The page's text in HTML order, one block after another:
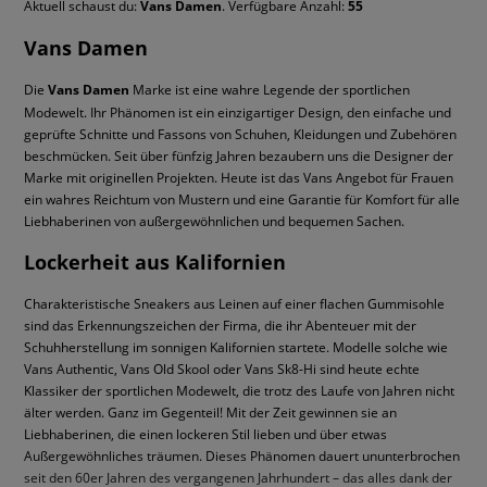
zu fast allem
Look mit dem ikonischen Seitenstreifen das gewisse
Vans Knu Skool – die „chubby“-Version der Old
Skool, ein Sneaker-Fashion-Statement im XXL-
Vans Sk8-Hi
– knöchelhoch, mit einem Hauch
urbaner Rebellion
Vans Classic Slip-On– die bekanntesten Vans als
und schnell
Und wenn du denkst, dass Vans nur was für den Frühling
und Sommer sind – wait a sec! Die Marke hat auch an
Herbst- und Wintervarianten gedacht. So musst du selbst
bei kühleren Temperaturen nicht auf deine Lieblingsmarke
verzichten. Denn egal zu welcher Jahreszeit: Damen Vans
begleiten dich bei jedem Schritt– mit dem Vibe, den du
liebst, und dem Komfort, den du im hektischen Alltag
brauchst.
Aktuell schaust du: Vans Damen. Verfügbare Anzahl: 55
Vans Damen
Die Vans Damen Marke ist eine wahre Legende der sportlichen
Modewelt. Ihr Phänomen ist ein einzigartiger Design, den einfache und
geprüfte Schnitte und Fassons von Schuhen, Kleidungen und Zubehören
beschmücken. Seit über fünfzig Jahren bezaubern uns die Designer der
Marke mit originellen Projekten. Heute ist das Vans Angebot für Frauen
ein wahres Reichtum von Mustern und eine Garantie für Komfort für alle
Liebhaberinen von außergewöhnlichen und bequemen Sachen.
Lockerheit aus Kalifornien
Charakteristische Sneakers aus Leinen auf einer flachen Gummisohle
sind das Erkennungszeichen der Firma, die ihr Abenteuer mit der
Schuhherstellung im sonnigen Kalifornien startete. Modelle solche wie
Vans Authentic, Vans Old Skool oder Vans Sk8-Hi sind heute echte
Klassiker der sportlichen Modewelt, die trotz des Laufe von Jahren nicht
älter werden. Ganz im Gegenteil! Mit der Zeit gewinnen sie an
Liebhaberinen, die einen lockeren Stil lieben und über etwas
Außergewöhnliches träumen. Dieses Phänomen dauert ununterbrochen
seit den 60er Jahren des vergangenen Jahrhundert – das alles dank der